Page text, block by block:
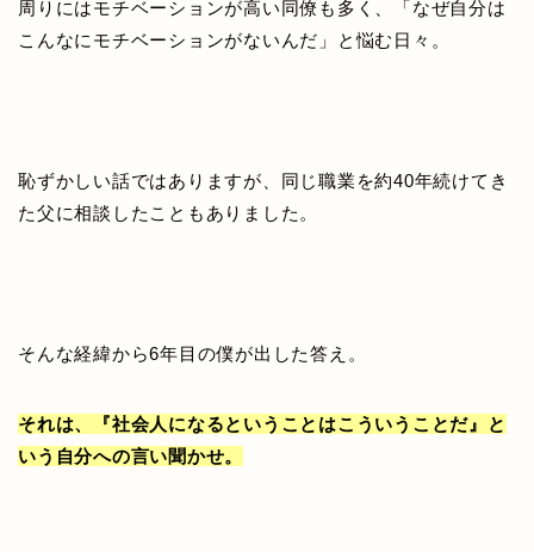
周りにはモチベーションが高い同僚も多く、「なぜ自分は
こんなにモチベーションがないんだ」と悩む日々。
恥ずかしい話ではありますが、同じ職業を約40年続けてき
た父に相談したこともありました。
そんな経緯から6年目の僕が出した答え。
それは、『社会人になるということはこういうことだ』と
いう自分への言い聞かせ。